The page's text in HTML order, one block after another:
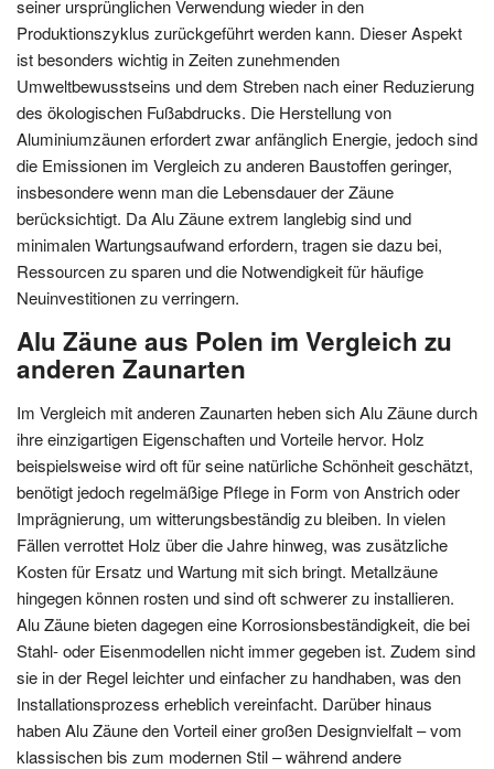
seiner ursprünglichen Verwendung wieder in den
Produktionszyklus zurückgeführt werden kann. Dieser Aspekt
ist besonders wichtig in Zeiten zunehmenden
Umweltbewusstseins und dem Streben nach einer Reduzierung
des ökologischen Fußabdrucks. Die Herstellung von
Aluminiumzäunen erfordert zwar anfänglich Energie, jedoch sind
die Emissionen im Vergleich zu anderen Baustoffen geringer,
insbesondere wenn man die Lebensdauer der Zäune
berücksichtigt. Da Alu Zäune extrem langlebig sind und
minimalen Wartungsaufwand erfordern, tragen sie dazu bei,
Ressourcen zu sparen und die Notwendigkeit für häufige
Neuinvestitionen zu verringern.
Alu Zäune aus Polen im Vergleich zu
anderen Zaunarten
Im Vergleich mit anderen Zaunarten heben sich Alu Zäune durch
ihre einzigartigen Eigenschaften und Vorteile hervor. Holz
beispielsweise wird oft für seine natürliche Schönheit geschätzt,
benötigt jedoch regelmäßige Pflege in Form von Anstrich oder
Imprägnierung, um witterungsbeständig zu bleiben. In vielen
Fällen verrottet Holz über die Jahre hinweg, was zusätzliche
Kosten für Ersatz und Wartung mit sich bringt. Metallzäune
hingegen können rosten und sind oft schwerer zu installieren.
Alu Zäune bieten dagegen eine Korrosionsbeständigkeit, die bei
Stahl- oder Eisenmodellen nicht immer gegeben ist. Zudem sind
sie in der Regel leichter und einfacher zu handhaben, was den
Installationsprozess erheblich vereinfacht. Darüber hinaus
haben Alu Zäune den Vorteil einer großen Designvielfalt – vom
klassischen bis zum modernen Stil – während andere